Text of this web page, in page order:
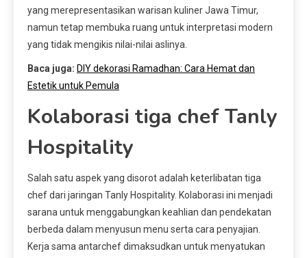
yang merepresentasikan warisan kuliner Jawa Timur,
namun tetap membuka ruang untuk interpretasi modern
yang tidak mengikis nilai-nilai aslinya.
Baca juga: DIY dekorasi Ramadhan: Cara Hemat dan
Estetik untuk Pemula
Kolaborasi tiga chef Tanly
Hospitality
Salah satu aspek yang disorot adalah keterlibatan tiga
chef dari jaringan Tanly Hospitality. Kolaborasi ini menjadi
sarana untuk menggabungkan keahlian dan pendekatan
berbeda dalam menyusun menu serta cara penyajian.
Kerja sama antarchef dimaksudkan untuk menyatukan